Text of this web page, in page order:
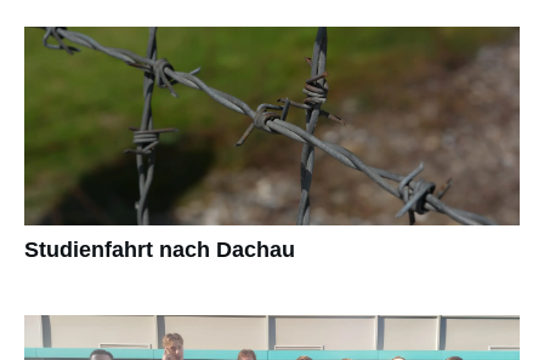
Studienfahrt nach Dachau